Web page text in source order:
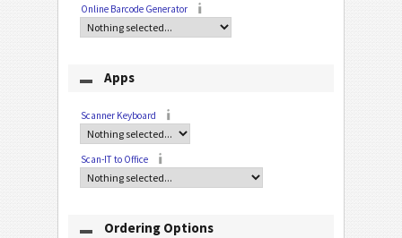
Online Barcode Generator
Apps
Scanner Keyboard
Scan-IT to Office
Ordering Options